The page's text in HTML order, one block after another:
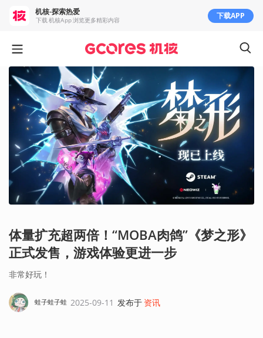
体量扩充超两倍！“MOBA肉鸽”《梦之形》
正式发售，游戏体验更进一步
非常好玩！
蛙子蛙子蛙 2025-09-11 发布于 资讯
机核-探索热爱
下载 机核App 浏览更多精彩内容 下载APP